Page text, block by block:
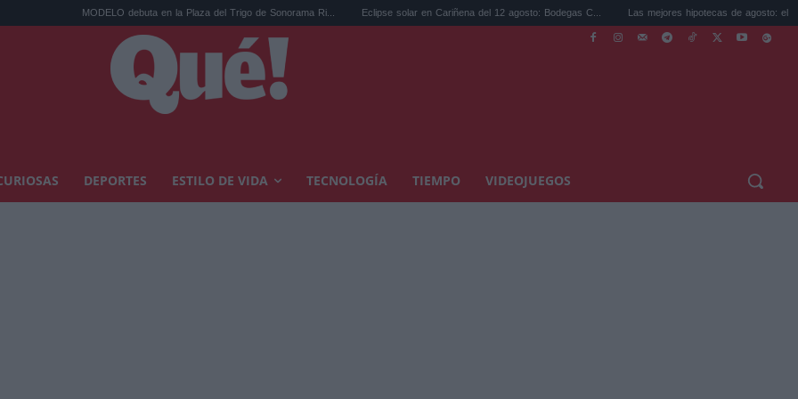
MODELO debuta en la Plaza del Trigo de Sonorama Ri... Eclipse solar en Cariñena del 12 agosto: Bodegas C... Las mejores hipotecas de agosto: el TAE más
DEPORTES ESTILO DE VIDA TECNOLOGÍA TIEMPO VIDEOJUEGOS